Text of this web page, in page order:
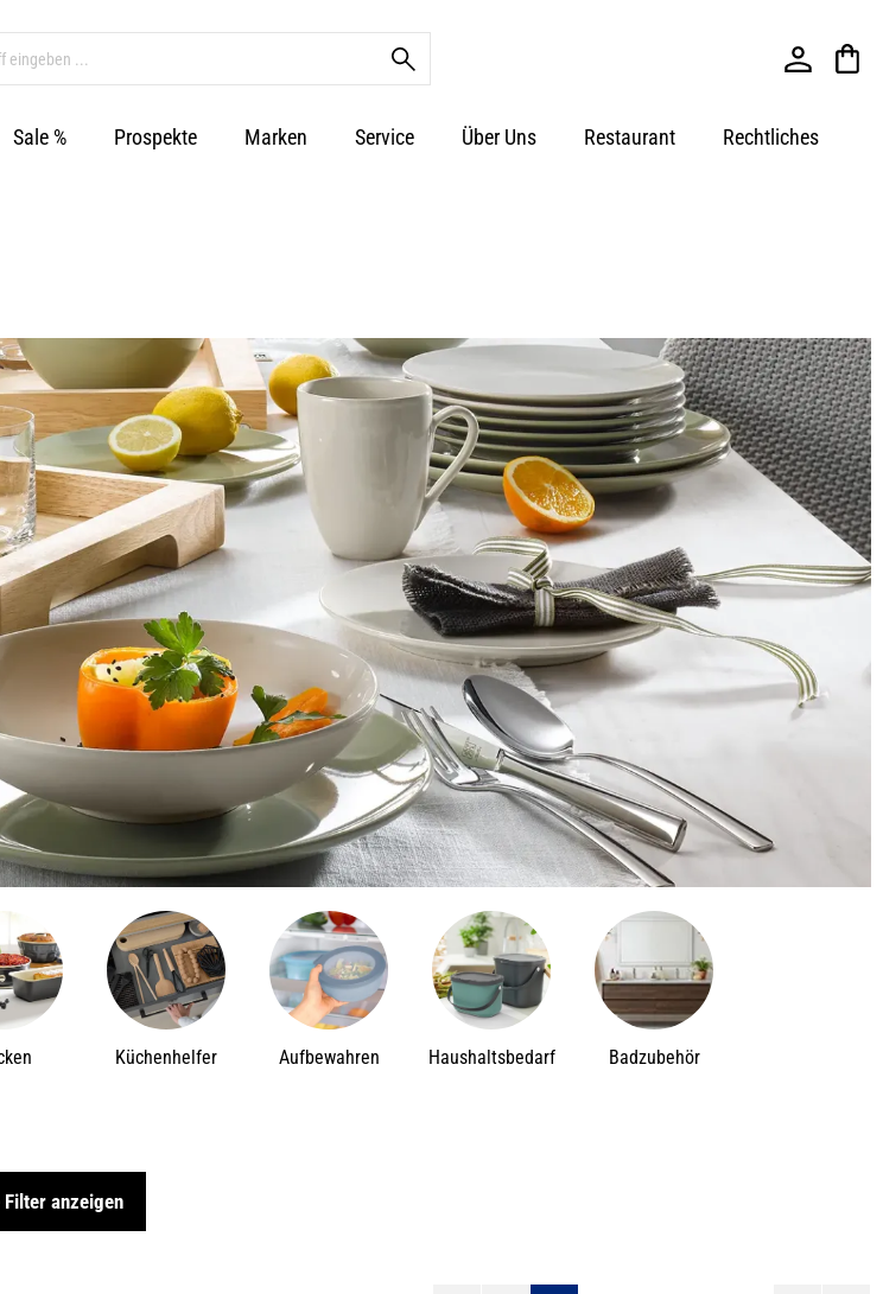
Sale % Prospekte Marken Service Über Uns Restaurant Rechtliches
Küchenhelfer Aufbewahren Haushaltsbedarf Badzubehör
Filter anzeigen